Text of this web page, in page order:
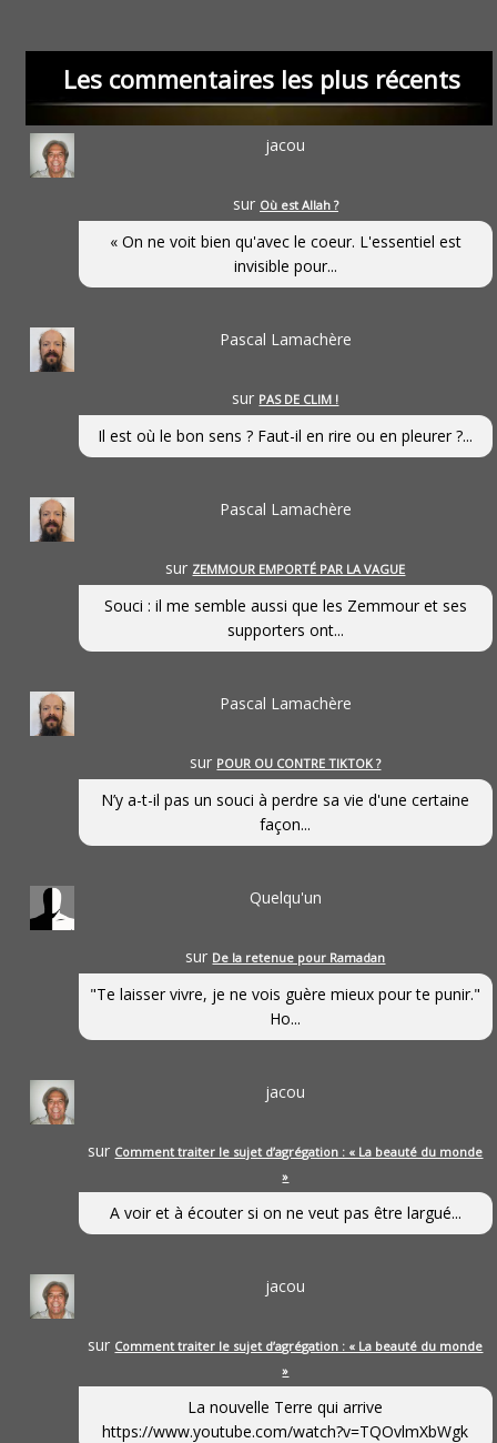
Les commentaires les plus récents
jacou
sur Où est Allah ?
« On ne voit bien qu'avec le coeur. L'essentiel est
invisible pour...
Pascal Lamachère
sur PAS DE CLIM !
Il est où le bon sens ? Faut-il en rire ou en pleurer ?...
Pascal Lamachère
sur ZEMMOUR EMPORTÉ PAR LA VAGUE
Souci : il me semble aussi que les Zemmour et ses
supporters ont...
Pascal Lamachère
sur POUR OU CONTRE TIKTOK ?
N’y a-t-il pas un souci à perdre sa vie d'une certaine
façon...
Quelqu'un
sur De la retenue pour Ramadan
"Te laisser vivre, je ne vois guère mieux pour te punir."
Ho...
jacou
sur Comment traiter le sujet d’agrégation : « La beauté du monde
»
A voir et à écouter si on ne veut pas être largué...
jacou
sur Comment traiter le sujet d’agrégation : « La beauté du monde
»
La nouvelle Terre qui arrive
https://www.youtube.com/watch?v=TQOvlmXbWgk